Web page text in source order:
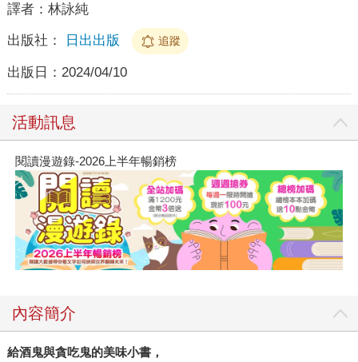
譯者： 林詠純
出版社： 日出出版 追蹤
出版日： 2024/04/10
活動訊息
閱讀漫遊錄-2026上半年暢銷榜
內容簡介
給酒鬼與貪吃鬼的美味小書，